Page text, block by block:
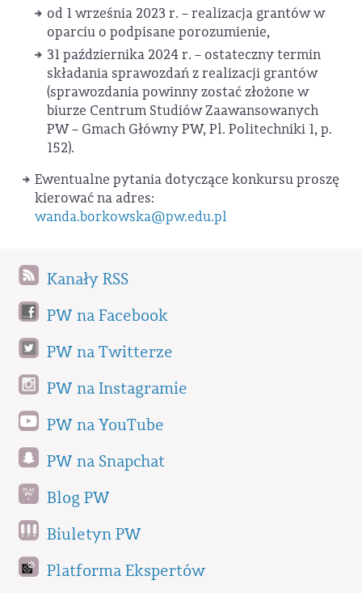
od 1 września 2023 r. – realizacja grantów w
oparciu o podpisane porozumienie,
31 października 2024 r. – ostateczny termin
składania sprawozdań z realizacji grantów
(sprawozdania powinny zostać złożone w
biurze Centrum Studiów Zaawansowanych
PW – Gmach Główny PW, Pl. Politechniki 1, p.
152).
Ewentualne pytania dotyczące konkursu proszę
kierować na adres:
wanda.borkowska@pw.edu.pl
Kanały RSS
PW na Facebook
PW na Twitterze
PW na Instagramie
PW na YouTube
PW na Snapchat
Blog PW
Biuletyn PW
Platforma Ekspertów